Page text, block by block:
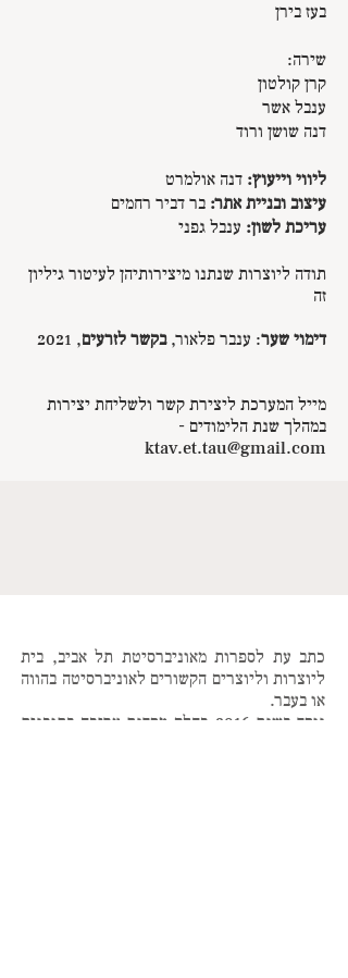
בעז בירן
שירה:
קרן קולטון
ענבל אשר
דנה שושן ורוד
ליווי וייעוץ: דנה אולמרט
עיצוב ובניית אתר: בר דביר רחמים
עריכת לשון: ענבל גפני
‬זה
דימוי שער: ענבר פלאור,בקשר לזרעים, 2021
מייל המערכת ליצירת קשר ולשליחת יצירות
במהלך שנת הלימודים -
ktav.et.tau@gmail.com
כתב עת לספרות מאוניברסיטת תל אביב, בית
ליוצרות וליוצרים הקשורים לאוניברסיטה בהווה
או בעבר.
נוסד בשנת 2016 כחלק מסדנת עריכה בתוכנית